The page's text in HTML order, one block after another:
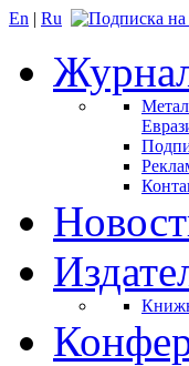
En | Ru